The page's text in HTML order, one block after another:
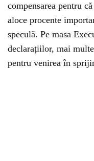
compensarea pentru
aloce procente
speculă. Pe masa
declarațiilor, mai
pentru venirea în